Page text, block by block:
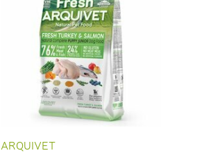
ARQUIVET